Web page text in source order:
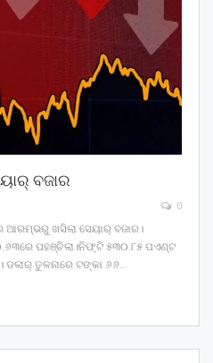
ବଜାର
0
ଖସିଲା ସେୟାର୍ ବଜାର।
ପହଞ୍ଚିଲା।ନିଫ୍ଟି ୫୩୦.୮୫ ପଏଣ୍ଟ
ଡଲାର୍ ତୁଳନାରେ ଟଙ୍କା ୬୬…